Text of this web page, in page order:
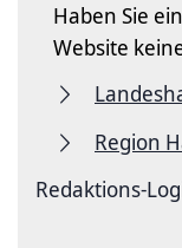
Haben Sie
Website
Region
Redaktions-